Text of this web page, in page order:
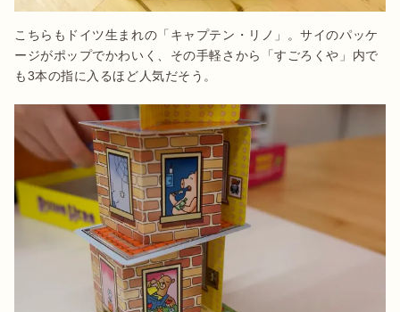
こちらもドイツ生まれの「キャプテン・リノ」。サイのパッケ
ージがポップでかわいく、その手軽さから「すごろくや」内で
も3本の指に入るほど人気だそう。